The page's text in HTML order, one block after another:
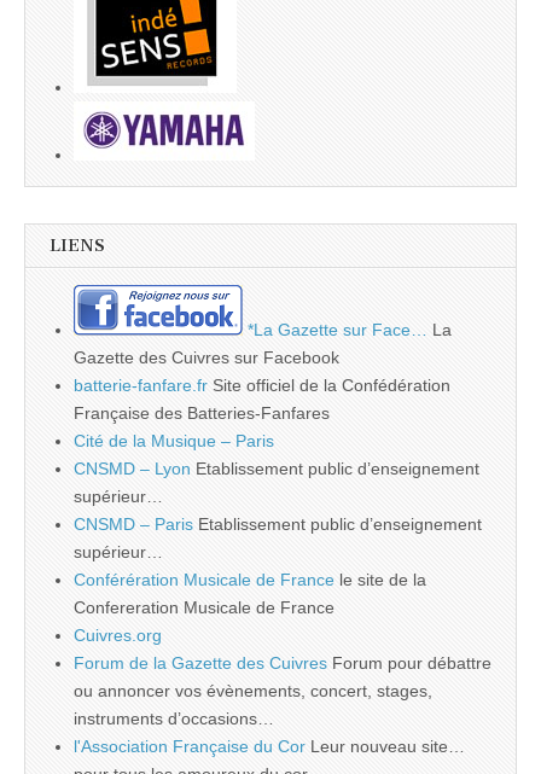
LIENS
*La Gazette sur Face… La
Gazette des Cuivres sur Facebook
batterie-fanfare.fr Site officiel de la Confédération
Française des Batteries-Fanfares
Cité de la Musique – Paris
CNSMD – Lyon Etablissement public d’enseignement
supérieur…
CNSMD – Paris Etablissement public d’enseignement
supérieur…
Conférération Musicale de France le site de la
Confereration Musicale de France
Cuivres.org
Forum de la Gazette des Cuivres Forum pour débattre
ou annoncer vos évènements, concert, stages,
instruments d’occasions…
l'Association Française du Cor Leur nouveau site…